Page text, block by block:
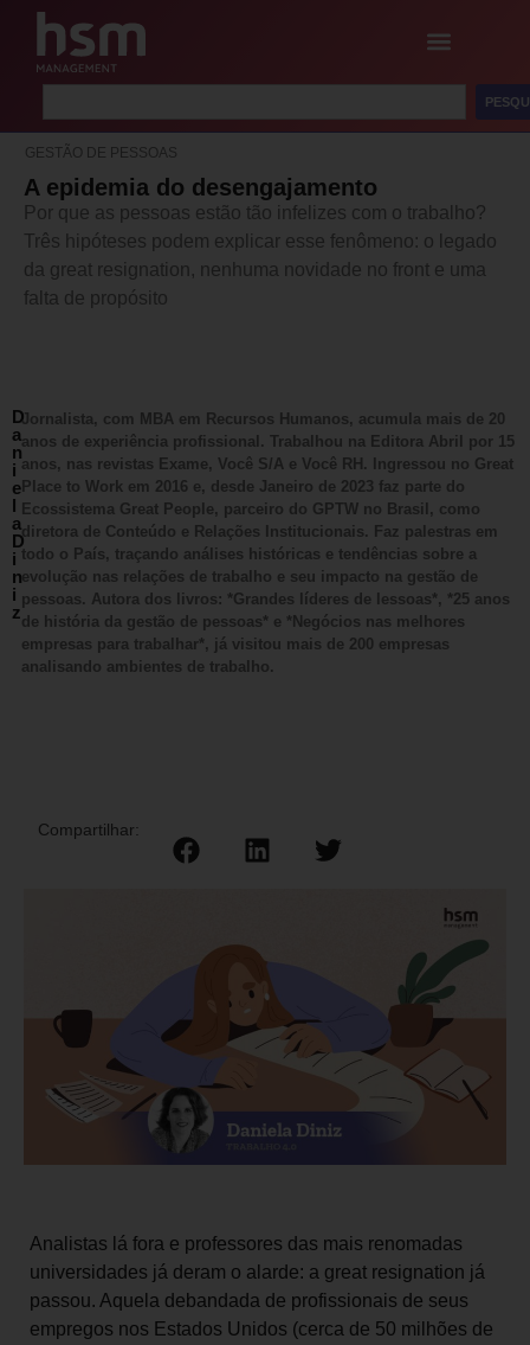
GESTÃO DE PESSOAS
A epidemia do desengajamento
Por que as pessoas estão tão infelizes com o trabalho?
Três hipóteses podem explicar esse fenômeno: o legado
da great resignation, nenhuma novidade no front e uma
falta de propósito
D
a
n
i
e
l
a
D
i
n
i
z
Jornalista, com MBA em Recursos Humanos, acumula mais de 20
anos de experiência profissional. Trabalhou na Editora Abril por 15
anos, nas revistas Exame, Você S/A e Você RH. Ingressou no Great
Place to Work em 2016 e, desde Janeiro de 2023 faz parte do
Ecossistema Great People, parceiro do GPTW no Brasil, como
diretora de Conteúdo e Relações Institucionais. Faz palestras em
todo o País, traçando análises históricas e tendências sobre a
evolução nas relações de trabalho e seu impacto na gestão de
pessoas. Autora dos livros: *Grandes líderes de lessoas*, *25 anos
de história da gestão de pessoas* e *Negócios nas melhores
empresas para trabalhar*, já visitou mais de 200 empresas
analisando ambientes de trabalho.
Compartilhar:
Analistas lá fora e professores das mais renomadas
universidades já deram o alarde: a great resignation já
passou. Aquela debandada de profissionais de seus
empregos nos Estados Unidos (cerca de 50 milhões de